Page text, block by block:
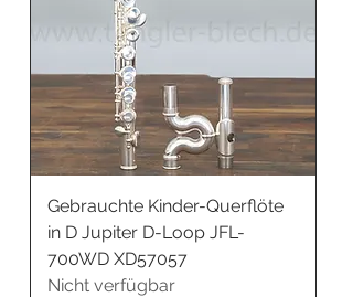
Gebrauchte Kinder-Querflöte
in D Jupiter D-Loop JFL-
700WD XD57057
Nicht verfügbar